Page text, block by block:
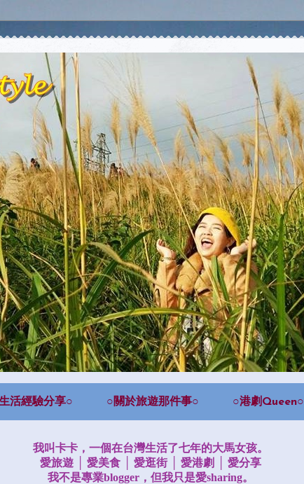
活經驗分享○ ○關於旅遊那件事○ ○港劇Queen○
我叫卡卡，一個在台灣生活了七年的大馬女孩。
愛旅遊 │ 愛美食 │ 愛逛街 │ 愛港劇 │ 愛分享
我不是專業blogger，但我只是愛sharing。